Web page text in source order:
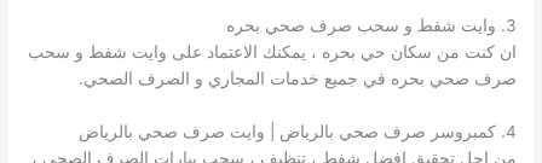
3. وايت شفط و سحب صرف صحي بحره
ان كنت من سكان حي بحره ، يمكنك الاعتماد على وايت شفط و سحب
صرف صحي بحره في جميع خدمات المجاري و الصرف الصحي.
4. كمبروسر صرف صحي بالرياض | وايت صرف صحي بالرياض
من اجل تحقيق افضل شفط ، تنظيف ، سحب بيارات الصرف الصحي ،